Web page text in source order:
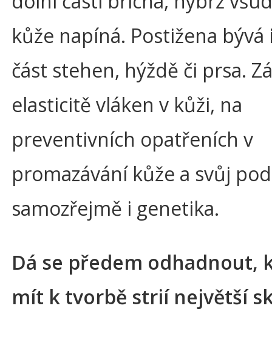
kůže napíná. Postižena
část stehen, hýždě či prsa.
elasticitě vláken v kůži, na
preventivních opatřeních v
promazávání kůže a svůj
samozřejmě i genetika.
Dá se předem odhadnout,
mít k tvorbě strií největší